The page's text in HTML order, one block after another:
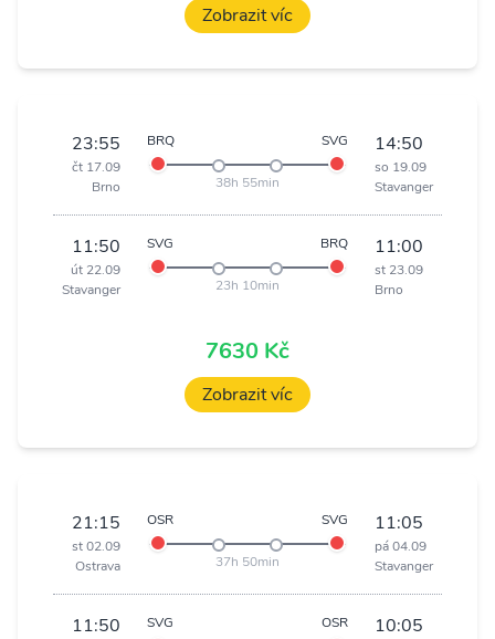
Zobrazit víc
23:55
čt 17.09
Brno
BRQ SVG
38h 55min
14:50
so 19.09
Stavanger
11:50
út 22.09
Stavanger
SVG BRQ
23h 10min
11:00
st 23.09
Brno
7630 Kč
Zobrazit víc
21:15
st 02.09
Ostrava
OSR SVG
37h 50min
11:05
pá 04.09
Stavanger
11:50 SVG OSR 10:05